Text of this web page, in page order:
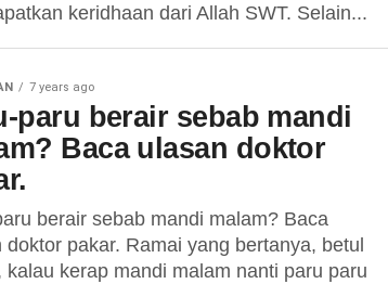
keridhaan dari Allah SWT. Selain...
7 years ago
paru berair sebab mandi
Baca ulasan doktor
berair sebab mandi malam? Baca
doktor pakar. Ramai yang bertanya, betul
kalau kerap mandi malam nanti paru paru